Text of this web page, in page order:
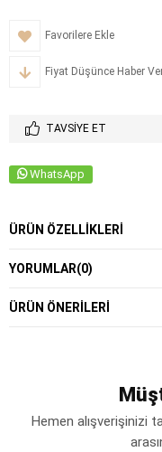
Favorilere Ekle
Fiyat Düşünce Haber
TAVSIYE ET
WhatsApp
ÜRÜN ÖZELLIKLERI
YORUMLAR(0)
ÜRÜN ÖNERILERI
Hemen alışverişinizi